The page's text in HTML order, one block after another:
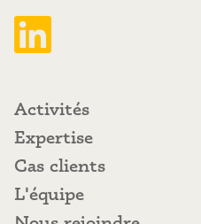
Activités
Activités
Expertise
Expertise
Cas clients
Cas clients
L'équipe
L'équipe